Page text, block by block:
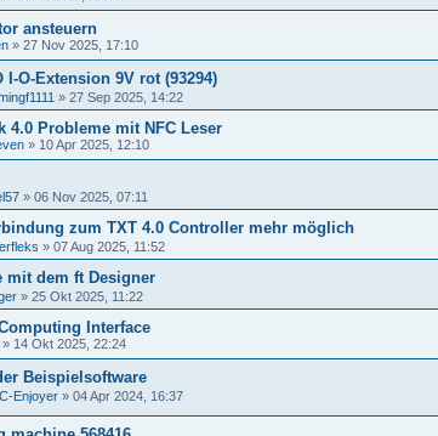
ansteuern
» 27 Nov 2025, 17:10
I-O-Extension 9V rot (93294)
» 27 Sep 2025, 14:22
4.0 Probleme mit NFC Leser
» 10 Apr 2025, 12:10
» 06 Nov 2025, 07:11
zum TXT 4.0 Controller mehr möglich
» 07 Aug 2025, 11:52
mit dem ft Designer
» 25 Okt 2025, 11:22
Interface
» 14 Okt 2025, 22:24
Beispielsoftware
Enjoyer » 04 Apr 2024, 16:37